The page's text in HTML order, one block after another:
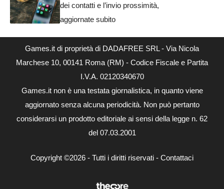
dei contatti e l’invio prossimità,
aggiornate subito
Games.it di proprietà di DADAFREE SRL - Via Nicola
Marchese 10, 00141 Roma (RM) - Codice Fiscale e Partita
I.V.A. 02120340670
Games.it non è una testata giornalistica, in quanto viene
aggiornato senza alcuna periodicità. Non può pertanto
considerarsi un prodotto editoriale ai sensi della legge n. 62
del 07.03.2001
Copyright ©2026 - Tutti i diritti riservati - Contattaci